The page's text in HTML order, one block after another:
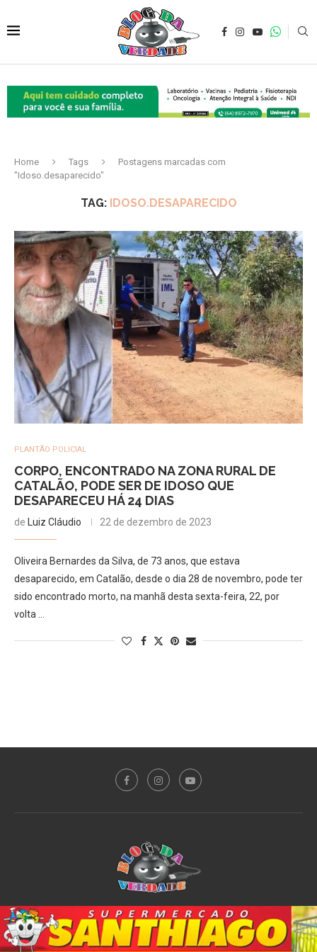
Home Tags
Postagens marcadas com
"Idoso.desaparecido"
TAG: IDOSO.DESAPARECIDO
PLANTÃO POLICIAL
CORPO, ENCONTRADO NA ZONA RURAL DE
CATALÃO, PODE SER DE IDOSO QUE
DESAPARECEU HÁ 24 DIAS
de Luiz Cláudio 22 de dezembro de 2023
Oliveira Bernardes da Silva, de 73 anos, que estava
desaparecido, em Catalão, desde o dia 28 de novembro, pode ter
sido encontrado morto, na manhã desta sexta-feira, 22, por
volta …
Sobre o Blog Notícias Plantão Policial Acidente
Política
Esporte